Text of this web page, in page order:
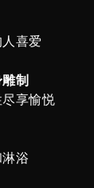
喜爱
制
享愉悦
浴